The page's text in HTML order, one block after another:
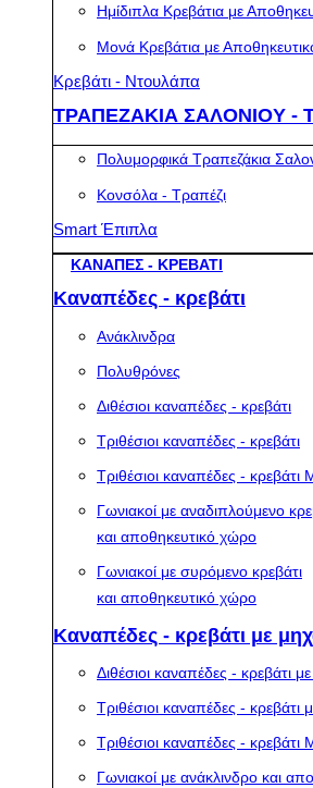
Ημίδιπλα Κρεβάτια με
Μονά Κρεβάτια με
Κρεβάτι - Ντουλάπα
ΤΡΑΠΕΖΑΚΙΑ ΣΑΛΟΝΙΟΥ -
Πολυμορφικά Τραπεζάκια
Κονσόλα - Τραπέζι
Smart Έπιπλα
ΚΑΝΑΠΕΣ - ΚΡΕΒΑΤΙ
Καναπέδες - κρεβάτι
Ανάκλινδρα
Πολυθρόνες
Διθέσιοι καναπέδες - κρεβάτι
Τριθέσιοι καναπέδες - κρεβάτι
Τριθέσιοι καναπέδες - κρεβάτι
Γωνιακοί με αναδιπλούμενο
και αποθηκευτικό χώρο
Γωνιακοί με συρόμενο κρεβάτι
και αποθηκευτικό χώρο
Καναπέδες - κρεβάτι με
Διθέσιοι καναπέδες - κρεβάτι
Τριθέσιοι καναπέδες - κρεβάτι
Τριθέσιοι καναπέδες -
Γωνιακοί με ανάκλινδρο και